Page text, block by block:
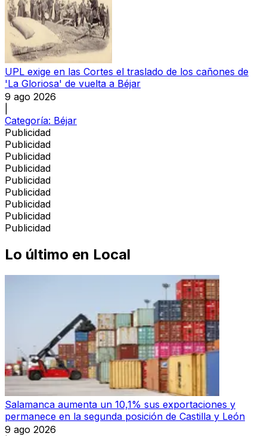
UPL exige en las Cortes el traslado de los cañones de
'La Gloriosa' de vuelta a Béjar
9 ago 2026
Categoría: Béjar
Publicidad
Publicidad
Publicidad
Publicidad
Publicidad
Publicidad
Publicidad
Publicidad
Publicidad
Lo último en Local
Salamanca aumenta un 10,1% sus exportaciones y
permanece en la segunda posición de Castilla y León
9 ago 2026